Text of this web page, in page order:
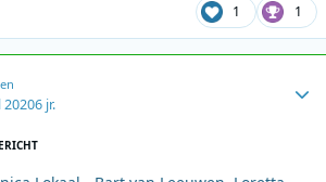
1 1
20206 jr.